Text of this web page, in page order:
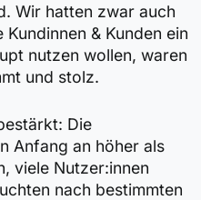
Wir hatten zwar auch
& Kunden ein
nutzen wollen, waren
und stolz.
Die
Anfang an höher als
viele Nutzer:innen
nach bestimmten